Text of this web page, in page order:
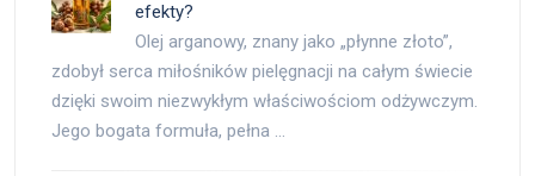
efekty?
Olej arganowy, znany jako „płynne złoto”,
zdobył serca miłośników pielęgnacji na całym świecie
dzięki swoim niezwykłym właściwościom odżywczym.
Jego bogata formuła, pełna …